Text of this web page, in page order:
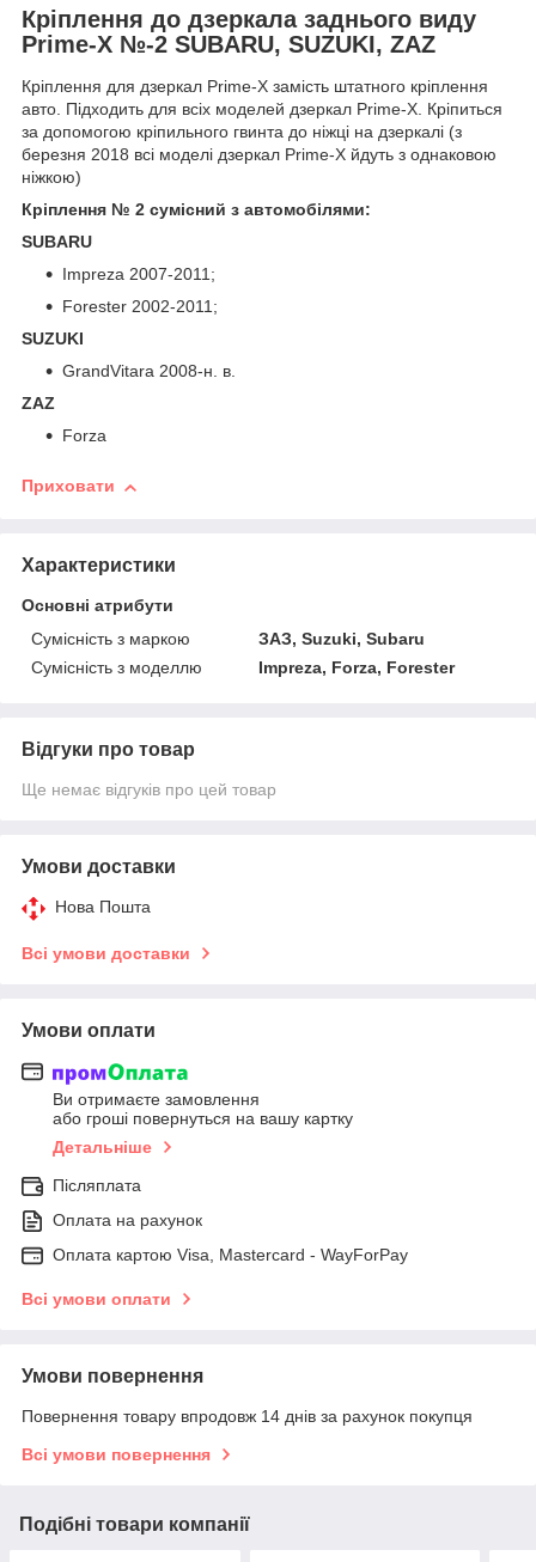
Кріплення до дзеркала заднього виду
Prime-X №-2 SUBARU, SUZUKI, ZAZ
Кріплення для дзеркал Prime-X замість штатного кріплення
авто. Підходить для всіх моделей дзеркал Prime-X. Кріпиться
за допомогою кріпильного гвинта до ніжці на дзеркалі (з
березня 2018 всі моделі дзеркал Prime-X йдуть з однаковою
ніжкою)
Кріплення № 2 сумісний з автомобілями:
SUBARU
Impreza 2007-2011;
Forester 2002-2011;
SUZUKI
GrandVitara 2008-н. в.
ZAZ
Forza
Приховати
Характеристики
Основні атрибути
Сумісність з маркою
ЗАЗ, Suzuki, Subaru
Сумісність з моделлю
Impreza, Forza, Forester
Відгуки про товар
Ще немає відгуків про цей товар
Умови доставки
Нова Пошта
Всі умови доставки
Умови оплати
Ви отримаєте замовлення
або гроші повернуться на вашу картку
Детальніше
Післяплата
Оплата на рахунок
Оплата картою Visa, Mastercard - WayForPay
Всі умови оплати
Умови повернення
Повернення товару впродовж 14 днів за рахунок покупця
Всі умови повернення
Подібні товари компанії